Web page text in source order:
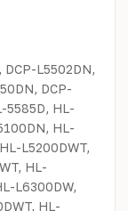
DCP-L5502DN,
DCP-
5585D, HL-
HL-
L5200DWT,
HL-
L6300DW,
HL-